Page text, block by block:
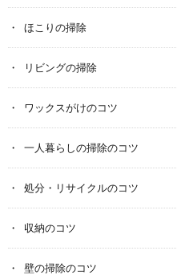
ほこりの掃除
リビングの掃除
ワックスがけのコツ
一人暮らしの掃除のコツ
処分・リサイクルのコツ
収納のコツ
壁の掃除のコツ